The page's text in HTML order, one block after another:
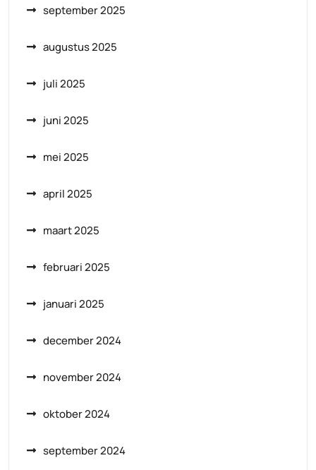
september 2025
augustus 2025
juli 2025
juni 2025
mei 2025
april 2025
maart 2025
februari 2025
januari 2025
december 2024
november 2024
oktober 2024
september 2024